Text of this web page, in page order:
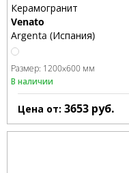
Керамогранит
Venato
Argenta (Испания)
Размер: 1200x600 мм
В наличии
Цена от: 3653 руб.